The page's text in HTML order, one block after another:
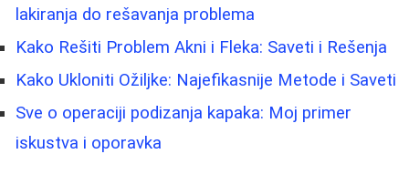
lakiranja do rešavanja problema
Kako Rešiti Problem Akni i Fleka: Saveti i Rešenja
Kako Ukloniti Ožiljke: Najefikasnije Metode i Saveti
Sve o operaciji podizanja kapaka: Moj primer
iskustva i oporavka